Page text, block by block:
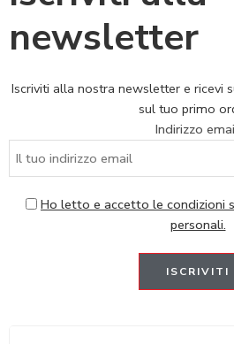
newsletter
Iscriviti alla nostra newsletter e ricevi
sul tuo primo
Indirizzo
Ho letto e accetto le condizioni
personali.